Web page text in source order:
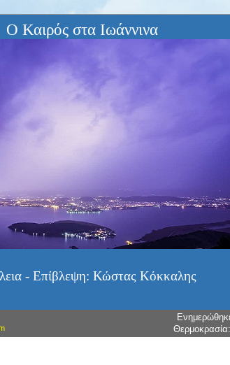
Ο Καιρός στα Ιωάννινα
- Επίβλεψη: Κώστας Κόκκαλης
Θερμοκρασία: